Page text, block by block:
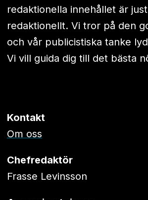
redaktionella innehållet är
redaktionellt. Vi tror på den
och vår publicistiska tanke
Vi vill guida dig till det bästa
Kontakt
Om oss
Chefredaktör
Frasse Levinsson